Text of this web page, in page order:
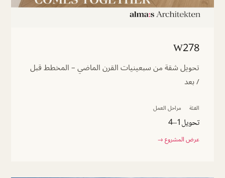
W278
تحويل شقة من سبعينيات القرن الماضي – المخطط قبل
/ بعد
الفئة
تحويل
مراحل العمل
1–4
عرض المشروع →